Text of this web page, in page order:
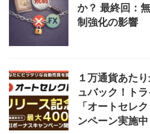
か？ 最終回：
制強化の影響
１万通貨あた
ュバック！ト
「オートセレ
ンペーン実施中